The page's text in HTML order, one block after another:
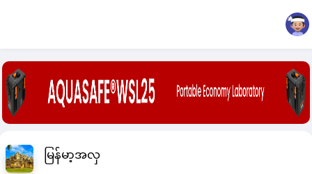
မြန်မာ့အလှ